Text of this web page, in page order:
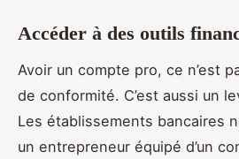
Accéder à des outils
Avoir un compte pro, ce n’est
de conformité. C’est aussi un
Les établissements bancaires
un entrepreneur équipé d’un